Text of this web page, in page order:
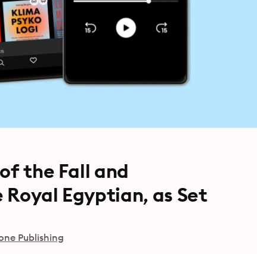
the Fall and
Egyptian, as Set
Publishing